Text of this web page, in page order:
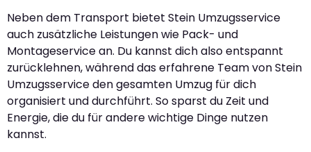
Neben dem Transport bietet Stein Umzugsservice
auch zusätzliche Leistungen wie Pack- und
Montageservice an. Du kannst dich also entspannt
zurücklehnen, während das erfahrene Team von Stein
Umzugsservice den gesamten Umzug für dich
organisiert und durchführt. So sparst du Zeit und
Energie, die du für andere wichtige Dinge nutzen
kannst.